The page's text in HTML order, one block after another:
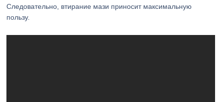
Следовательно, втирание мази приносит максимальную
пользу.